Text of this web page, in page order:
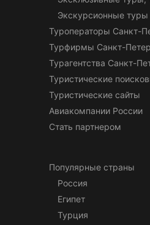
Экскурсионные туры
Туроператоры Санкт-
Турфирмы Санкт-
Турагентства Санкт-
Туристические
Туристические сайты
Авиакомпании России
Стать партнером
Популярные страны
Россия
Египет
Турция